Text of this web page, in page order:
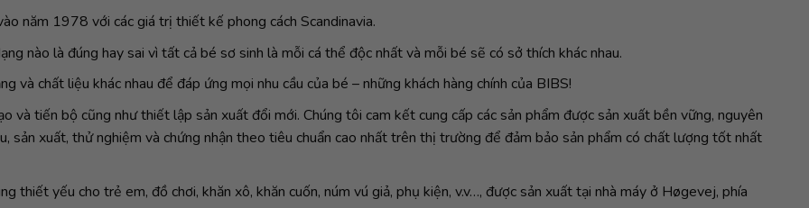
năm 1978 với các giá trị thiết kế phong cách Scandinavia.
nào là đúng hay sai vì tất cả bé sơ sinh là mỗi cá thể độc nhất và mỗi bé sẽ có sở thích khác nhau.
và chất liệu khác nhau để đáp ứng mọi nhu cầu của bé – những khách hàng chính của BIBS!
và tiến bộ cũng như thiết lập sản xuất đổi mới. Chúng tôi cam kết cung cấp các sản phẩm được sản xuất bền vững, nguyên
sản xuất, thử nghiệm và chứng nhận theo tiêu chuẩn cao nhất trên thị trường để đảm bảo sản phẩm có chất lượng tốt nhất
thiết yếu cho trẻ em, đồ chơi, khăn xô, khăn cuốn, núm vú giả, phụ kiện, v.v…, được sản xuất tại nhà máy ở Høgevej, phía